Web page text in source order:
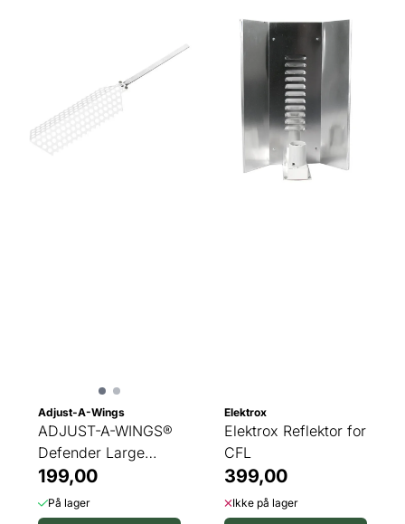
Adjust-A-Wings
ADJUST-A-WINGS®
Defender Large
Super Spreader
199,00
På lager
Elektrox
Elektrox Reflektor for
CFL
399,00
Ikke på lager